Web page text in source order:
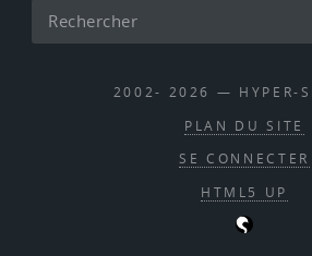
2002- 2026 — HYPER-
PLAN DU SITE
SE CONNECTER
HTML5 UP